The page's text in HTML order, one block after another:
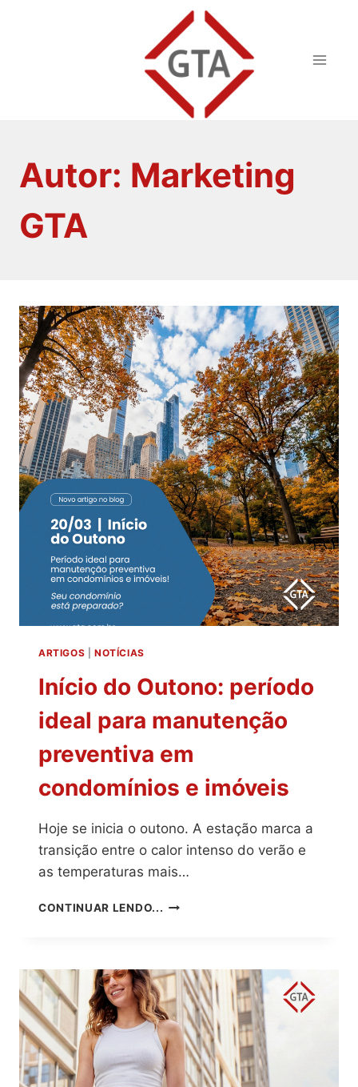
Autor: Marketing
GTA
ARTIGOS NOTÍCIAS
Início do Outono: período
ideal para manutenção
preventiva em
condomínios e imóveis
Hoje se inicia o outono. A estação marca a
transição entre o calor intenso do verão e
as temperaturas mais…
CONTINUAR LENDO... INÍCIO
IDEAL
PARA
MANUTENÇÃO
PREVENTIVA
EM
CONDOMÍNIOS
E